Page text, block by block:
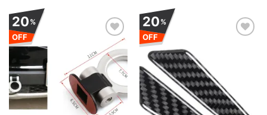
20%
OFF
Adauga
la
favorite
20%
OFF